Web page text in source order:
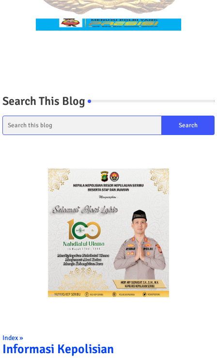
Search This Blog
Index »
Informasi Kepolisian